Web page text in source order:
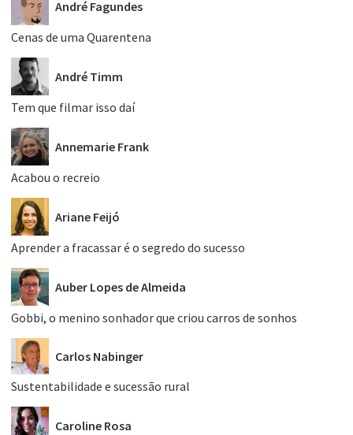
André Fagundes
Cenas de uma Quarentena
André Timm
Tem que filmar isso daí
Annemarie Frank
Acabou o recreio
Ariane Feijó
Aprender a fracassar é o segredo do sucesso
Auber Lopes de Almeida
Gobbi, o menino sonhador que criou carros de sonhos
Carlos Nabinger
Sustentabilidade e sucessão rural
Caroline Rosa